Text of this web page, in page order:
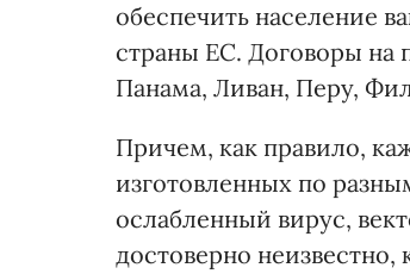
обеспечить население
страны ЕС. Договоры на
Панама, Ливан, Перу,
Причем, как правило,
изготовленных по
ослабленный вирус,
достоверно